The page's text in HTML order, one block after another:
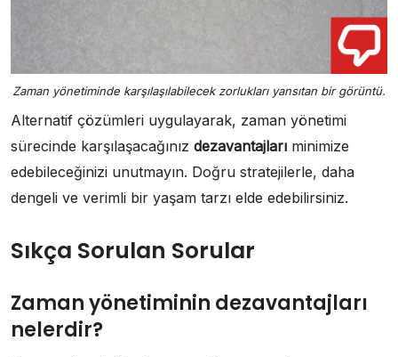
Zaman yönetiminde karşılaşılabilecek zorlukları yansıtan bir görüntü.
Alternatif çözümleri uygulayarak, zaman yönetimi
sürecinde karşılaşacağınız dezavantajları minimize
edebileceğinizi unutmayın. Doğru stratejilerle, daha
dengeli ve verimli bir yaşam tarzı elde edebilirsiniz.
Sıkça Sorulan Sorular
Zaman yönetiminin dezavantajları
nelerdir?